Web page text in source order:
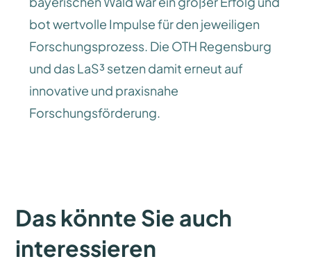
bot wertvolle Impulse für den jeweiligen
Forschungsprozess. Die OTH Regensburg
und das LaS³ setzen damit erneut auf
innovative und praxisnahe
Forschungsförderung.
Das könnte Sie auch
interessieren